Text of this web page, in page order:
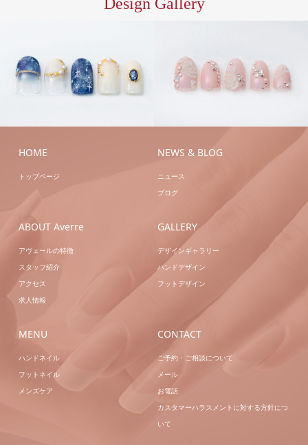
ハン
ル
ハン
ル ブライダル
HOME
トップページ
NEWS & BLOG
ニュース
ブログ
ABOUT Averre
アヴェールの特徴
スタッフ紹介
アクセス
求人情報
GALLERY
デザインギャラリー
ハンドデザイン
フットデザイン
MENU
ハンドネイル
フットネイル
メンズケア
CONTACT
ご予約・ご相談について
メール
お電話
カスタマーハラスメントに対する方針につ
いて